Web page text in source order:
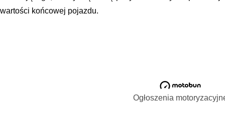
wartości końcowej pojazdu.
Ogłoszenia